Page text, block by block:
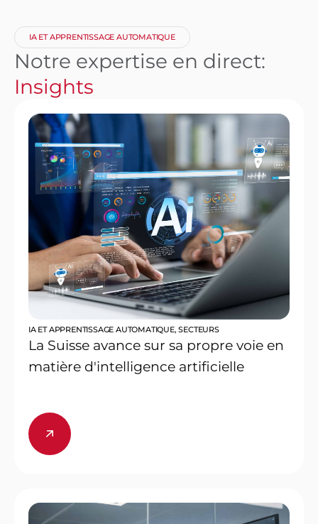
IA ET APPRENTISSAGE AUTOMATIQUE
Notre expertise en direct:
Insights
IA ET APPRENTISSAGE AUTOMATIQUE,SECTEURS
La Suisse avance sur sa propre voie en
matière d'intelligence artificielle